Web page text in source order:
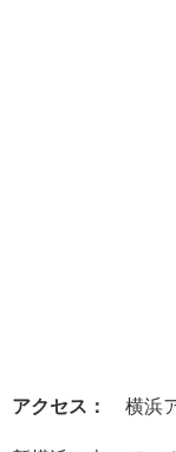
アクセス： 横浜